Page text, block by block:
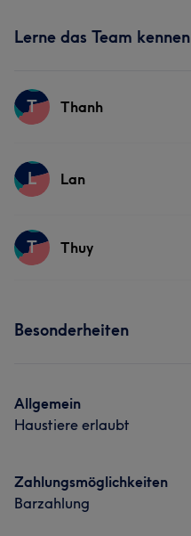
Lerne das Team kennen
T Thanh
Services
L Lan
Services
T Thuy
Besonderheiten
Allgemein
Haustiere erlaubt
Zahlungsmöglichkeiten
Barzahlung